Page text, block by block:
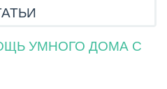
УМНОГО ДОМА С